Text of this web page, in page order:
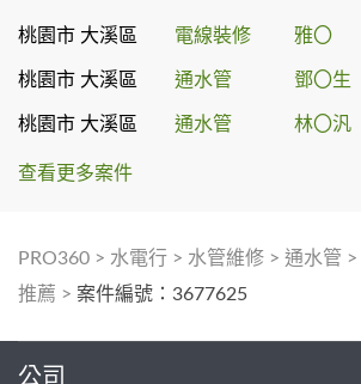
桃園市 大溪區 電線裝修 雅〇
桃園市 大溪區 通水管 鄧〇生
桃園市 大溪區 通水管 林〇汎
查看更多案件
PRO360 > 水電行 > 水管維修 > 通水管 >
推薦 > 案件編號：3677625
公司